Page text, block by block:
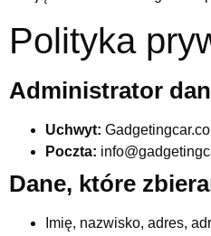
Polityka
Administrator
Uchwyt:
Poczta:
Dane, które
Imię, nazwisko, adres,